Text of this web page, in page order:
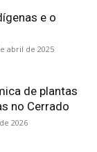
e o
abril de 2025
de plantas
no Cerrado
2026